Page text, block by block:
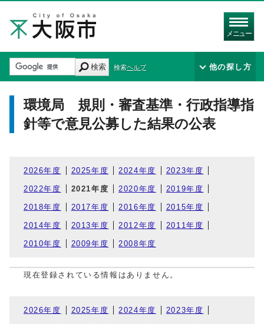
メニュー
検索 検索ヘルプ 他の探し方
環境局 規則・審査基準・行政指導指
針等で意見公募した結果の公表
2026年度 2025年度 2024年度 2023年度
2022年度 2021年度 2020年度 2019年度
2018年度 2017年度 2016年度 2015年度
2014年度 2013年度 2012年度 2011年度
2010年度 2009年度 2008年度
現在登録されている情報はありません。
2026年度 2025年度 2024年度 2023年度